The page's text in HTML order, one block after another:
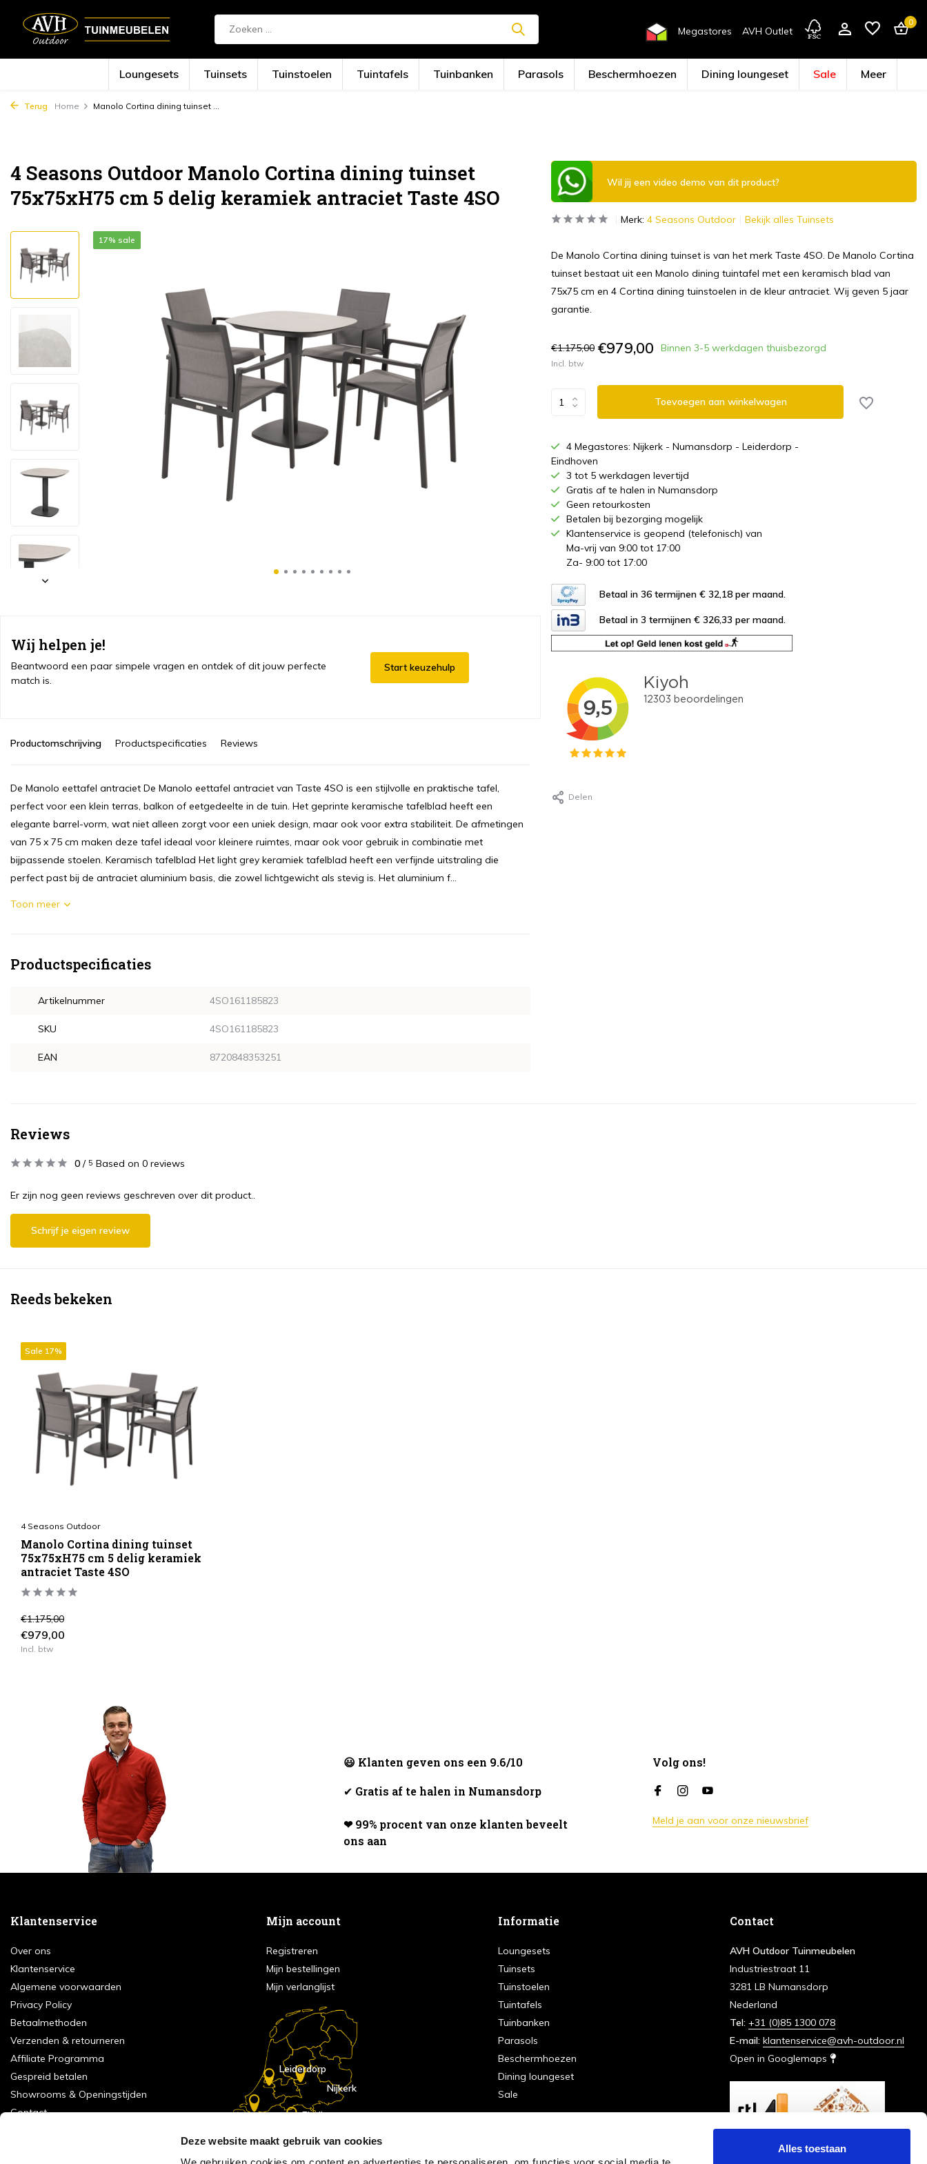
Deze website maakt gebruik van cookies
Alles toestaan
Megastores AVH Outlet
0
Loungesets Tuinsets Tuinstoelen Tuintafels Tuinbanken Parasols Beschermhoezen Dining loungeset Sale Meer
Terug Home Manolo Cortina dining tuinset ...
4 Seasons Outdoor Manolo Cortina dining tuinset
75x75xH75 cm 5 delig keramiek antraciet Taste 4SO
17% sale
Wij helpen je!
Beantwoord een paar simpele vragen en ontdek of dit jouw perfecte
match is.
Start keuzehulp
Productomschrijving Productspecificaties Reviews
De Manolo eettafel antraciet De Manolo eettafel antraciet van Taste 4SO is een stijlvolle en praktische tafel,
perfect voor een klein terras, balkon of eetgedeelte in de tuin. Het geprinte keramische tafelblad heeft een
elegante barrel-vorm, wat niet alleen zorgt voor een uniek design, maar ook voor extra stabiliteit. De afmetingen
van 75 x 75 cm maken deze tafel ideaal voor kleinere ruimtes, maar ook voor gebruik in combinatie met
bijpassende stoelen. Keramisch tafelblad Het light grey keramiek tafelblad heeft een verfijnde uitstraling die
perfect past bij de antraciet aluminium basis, die zowel lichtgewicht als stevig is. Het aluminium f...
Toon meer
Productspecificaties
Artikelnummer 4SO161185823
SKU 4SO161185823
EAN 8720848353251
Wil jij een video demo van dit product?
Merk: 4 Seasons Outdoor Bekijk alles Tuinsets
De Manolo Cortina dining tuinset is van het merk Taste 4SO. De Manolo Cortina
tuinset bestaat uit een Manolo dining tuintafel met een keramisch blad van
75x75 cm en 4 Cortina dining tuinstoelen in de kleur antraciet. Wij geven 5 jaar
garantie.
€1.175,00 €979,00 Binnen 3-5 werkdagen thuisbezorgd
Incl. btw
Toevoegen aan winkelwagen
4 Megastores: Nijkerk - Numansdorp - Leiderdorp -
Eindhoven
3 tot 5 werkdagen levertijd
Gratis af te halen in Numansdorp
Geen retourkosten
Betalen bij bezorging mogelijk
Klantenservice is geopend (telefonisch) van
Ma-vrij van 9:00 tot 17:00
Za- 9:00 tot 17:00
Betaal in 36 termijnen € 32,18 per maand.
Betaal in 3 termijnen € 326,33 per maand.
Delen
Reviews
0 / 5 Based on 0 reviews
Er zijn nog geen reviews geschreven over dit product..
Schrijf je eigen review
Reeds bekeken
Sale 17%
4 Seasons Outdoor
Manolo Cortina dining tuinset
75x75xH75 cm 5 delig keramiek
antraciet Taste 4SO
€1.175,00
€979,00
Incl. btw
😃 Klanten geven ons een 9.6/10
✔ Gratis af te halen in Numansdorp
❤ 99% procent van onze klanten beveelt
ons aan
Volg ons!
Meld je aan voor onze nieuwsbrief
Klantenservice
Over ons
Klantenservice
Algemene voorwaarden
Privacy Policy
Betaalmethoden
Verzenden & retourneren
Affiliate Programma
Gespreid betalen
Showrooms & Openingstijden
Contact
Mijn account
Registreren
Mijn bestellingen
Mijn verlanglijst
Eindhoven
Nijkerk
Leiderdorp
Informatie
Loungesets
Tuinsets
Tuinstoelen
Tuintafels
Tuinbanken
Parasols
Beschermhoezen
Dining loungeset
Sale
Contact
AVH Outdoor Tuinmeubelen
Industriestraat 11
3281 LB Numansdorp
Nederland
Tel: +31 (0)85 1300 078
E-mail: klantenservice@avh-outdoor.nl
Open in Googlemaps